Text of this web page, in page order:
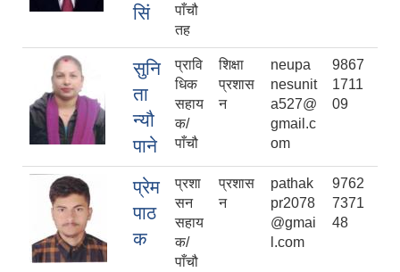
सिं
पाँचौ
तह
सुनि
ता
न्यौ
पाने
प्रावि
धिक
सहाय
क/
पाँचौ
शिक्षा
प्रशास
न
neupa
nesunit
a527@
gmail.c
om
9867
1711
09
प्रेम
पाठ
क
प्रशा
सन
सहाय
क/
पाँचौ
प्रशास
न
pathak
pr2078
@gmai
l.com
9762
7371
48